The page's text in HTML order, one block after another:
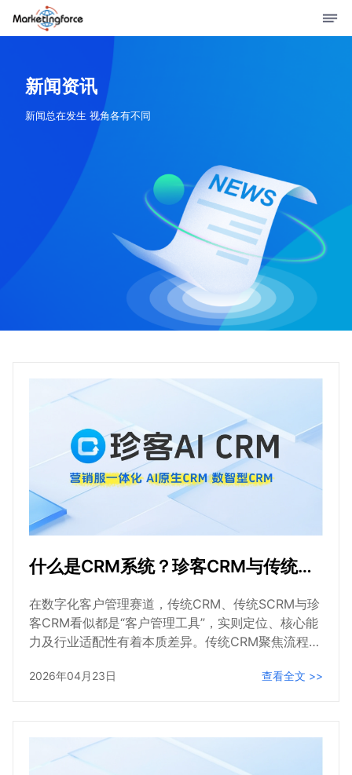
新闻资讯
新闻总在发生 视角各有不同
什么是CRM系统？珍客CRM与传统CRM、传统SCRM有什么区别？一文详解，助力CRM选型
在数字化客户管理赛道，传统CRM、传统SCRM与珍
客CRM看似都是“客户管理工具”，实则定位、核心能
力及行业适配性有着本质差异。传统CRM聚焦流程记
求；传统SCRM侧重私域社交互动，但无法适配B2B
程记录型”局限，打造全链路增长体系，尤其在B2B领
域形成了不可替代的竞争优势。三者之间的核心区别
2026年04月23日 查看全文 >>